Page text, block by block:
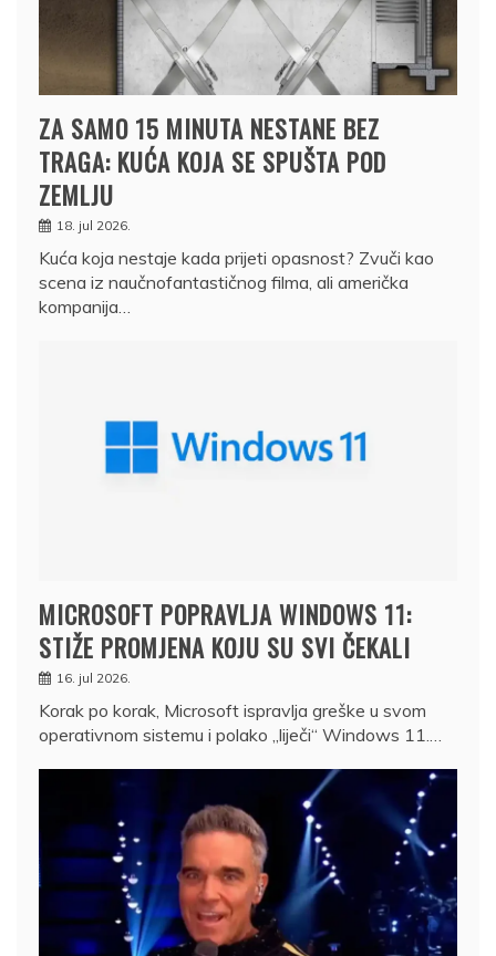
ZA SAMO 15 MINUTA NESTANE BEZ
TRAGA: KUĆA KOJA SE SPUŠTA POD
ZEMLJU
18. jul 2026.
Kuća koja nestaje kada prijeti opasnost? Zvuči kao
scena iz naučnofantastičnog filma, ali američka
kompanija…
MICROSOFT POPRAVLJA WINDOWS 11:
STIŽE PROMJENA KOJU SU SVI ČEKALI
16. jul 2026.
Korak po korak, Microsoft ispravlja greške u svom
operativnom sistemu i polako „liječi“ Windows 11.…